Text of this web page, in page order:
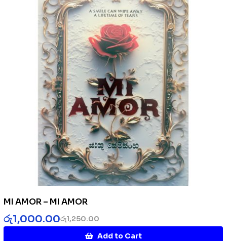
MI AMOR – MI AMOR
රු1,250.00
රු1,000.00
Add to Cart